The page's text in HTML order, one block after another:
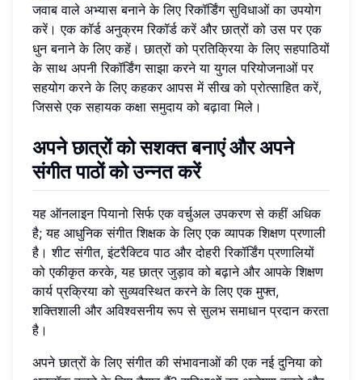
जवाब वाले अभ्यास बनाने के लिए रिकॉर्डिंग सुविधाओं का उपयोग
करें। एक कॉर्ड अनुक्रम रिकॉर्ड करें और छात्रों को उस पर एक
धुन बनाने के लिए कहें। छात्रों को प्रतिक्रिया के लिए सहपाठियों
के साथ अपनी रिकॉर्डिंग साझा करने या युगल परियोजनाओं पर
सहयोग करने के लिए कहकर आपस में सीख को प्रोत्साहित करें,
जिससे एक सहायक कक्षा समुदाय को बढ़ावा मिले।
अपने छात्रों को सशक्त बनाएं और अपने
संगीत पाठों को उन्नत करें
यह ऑनलाइन पियानो सिर्फ एक वर्चुअल उपकरण से कहीं अधिक
है; यह आधुनिक संगीत शिक्षक के लिए एक व्यापक शिक्षण प्रणाली
है। शीट संगीत, इंटरैक्टिव पाठ और दोहरी रिकॉर्डिंग प्रणालियों
को एकीकृत करके, यह छात्र जुड़ाव को बढ़ाने और आपके शिक्षण
कार्य प्रक्रिया को सुव्यवस्थित करने के लिए एक मुफ्त,
शक्तिशाली और अविश्वसनीय रूप से सुलभ समाधान प्रदान करता
है।
अपने छात्रों के लिए संगीत की संभावनाओं की एक नई दुनिया को